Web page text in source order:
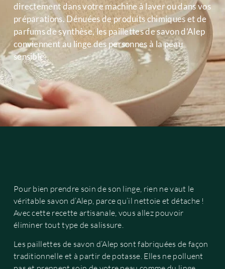
directement dans votre machine à laver ou dans vos
préparations. Dénuées de produits chimiques et de
parfums de synthèse, les paillettes de savon d’Alep
conviennent au linge des personnes à la peau
sensible.
Pour bien prendre soin de son linge, rien ne vaut le
véritable savon d’Alep, parce qu’il nettoie et détache !
Avec cette recette artisanale, vous allez pouvoir
éliminer tout type de salissure.
Les paillettes de savon d’Alep sont fabriquées de façon
traditionnelle et à partir de potasse. Elles ne polluent